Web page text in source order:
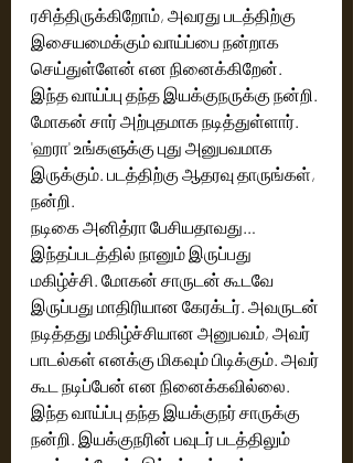
ரசித்திருக்கிறோம், அவரது படத்திற்கு
இசையமைக்கும் வாய்ப்பை நன்றாக
செய்துள்ளேன் என நினைக்கிறேன்.
இந்த வாய்ப்பு தந்த இயக்குநருக்கு நன்றி.
மோகன் சார் அற்புதமாக நடித்துள்ளார்.
'ஹரா' உங்களுக்கு புது அனுபவமாக
இருக்கும். படத்திற்கு ஆதரவு தாருங்கள்,
நன்றி.
நடிகை அனித்ரா பேசியதாவது…
இந்தப்படத்தில் நானும் இருப்பது
மகிழ்ச்சி. மோகன் சாருடன் கூடவே
இருப்பது மாதிரியான கேரக்டர். அவருடன்
நடித்தது மகிழ்ச்சியான அனுபவம், அவர்
பாடல்கள் எனக்கு மிகவும் பிடிக்கும். அவர்
கூட நடிப்பேன் என நினைக்கவில்லை.
இந்த வாய்ப்பு தந்த இயக்குநர் சாருக்கு
நன்றி. இயக்குநரின் பவுடர் படத்திலும்